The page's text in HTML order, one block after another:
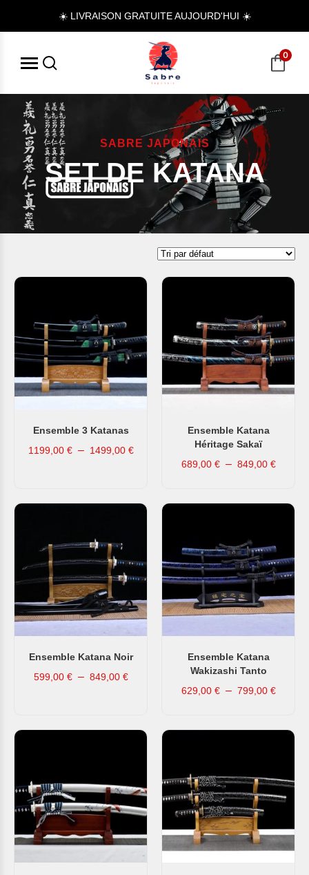
☀️ LIVRAISON GRATUITE AUJOURD'HUI ☀️
0
SABRE JAPONAIS
SET DE KATANA
Ensemble 3 Katanas
1199,00 € – 1499,00 €
Ensemble Katana
Héritage Sakaï
689,00 € – 849,00 €
Ensemble Katana Noir
599,00 € – 849,00 €
Ensemble Katana
Wakizashi Tanto
629,00 € – 799,00 €